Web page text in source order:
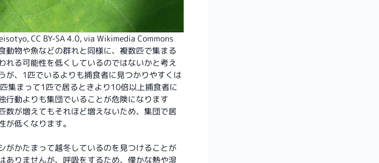
,CC BY-SA 4.0, via Wikimedia Commons
動物や魚などの群れと同様に、複数匹で集まる
れる可能性を低くしているのではないかと考え
が、1匹でいるよりも捕食者に見つかりやすくは
集まって1匹で居るときより10倍以上捕食者に
行動よりも集団でいることが危険になります
数が増えてもそれほど増えないため、集団で居
低くなります。
がかたまって越冬しているのを見つけることが
ありませんが、呼吸をするため、僅かな熱や湿